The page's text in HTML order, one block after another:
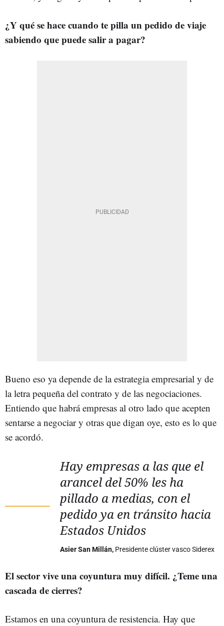
¿Y qué se hace cuando te pilla un pedido de viaje
sabiendo que puede salir a pagar?
Bueno eso ya depende de la estrategia empresarial y de
la letra pequeña del contrato y de las negociaciones.
Entiendo que habrá empresas al otro lado que acepten
sentarse a negociar y otras que digan oye, esto es lo que
se acordó.
Hay empresas a las que el
arancel del 50% les ha
pillado a medias, con el
pedido ya en tránsito hacia
Estados Unidos
Asier San Millán, Presidente clúster vasco Siderex
El sector vive una coyuntura muy difícil. ¿Teme una
cascada de cierres?
Estamos en una coyuntura de resistencia. Hay que